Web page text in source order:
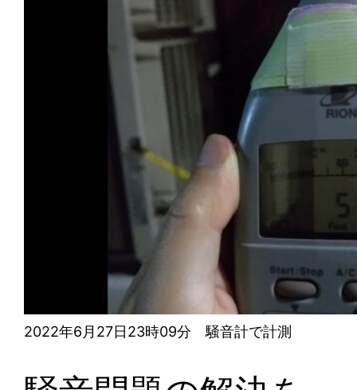
2022年6月27日23時09分 騒音計で計測